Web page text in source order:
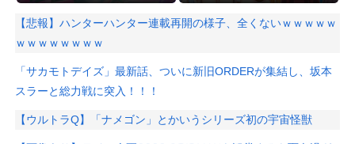
【悲報】ハンターハンター連載再開の様子、全くないｗｗｗｗｗ
ｗｗｗｗｗｗｗｗ
「サカモトデイズ」最新話、ついに新旧ORDERが集結し、坂本
スラーと総力戦に突入！！！
【ウルトラQ】「ナメゴン」とかいうシリーズ初の宇宙怪獣